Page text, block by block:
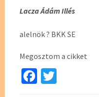
Lacza Ádám Illés
alelnök ? BKK SE
Megosztom a cikket
Fa